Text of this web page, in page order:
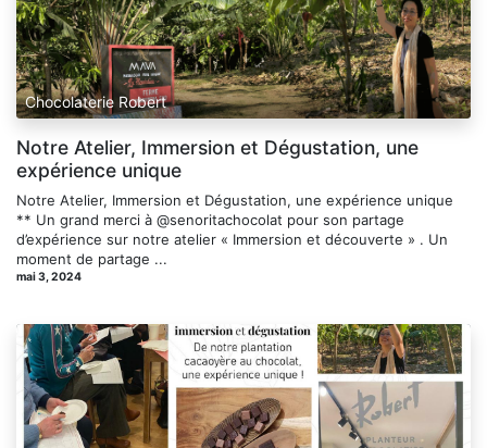
Chocolaterie Robert
Notre Atelier, Immersion et Dégustation, une
expérience unique
Notre Atelier, Immersion et Dégustation, une expérience unique
** Un grand merci à @senoritachocolat pour son partage
d’expérience sur notre atelier « Immersion et découverte » . Un
moment de partage ...
mai 3, 2024